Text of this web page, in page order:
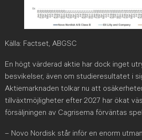
Källa: Factset, ABGSC
En högt värderad aktie har dock inget
besvikelser, även om studieresultatet i
Aktiemarknaden tolkar nu att
tillväxtmöjligheter efter 2027 har ökat
försäljningen av Cagrisema förväntas
– Novo Nordisk står inför en enorm